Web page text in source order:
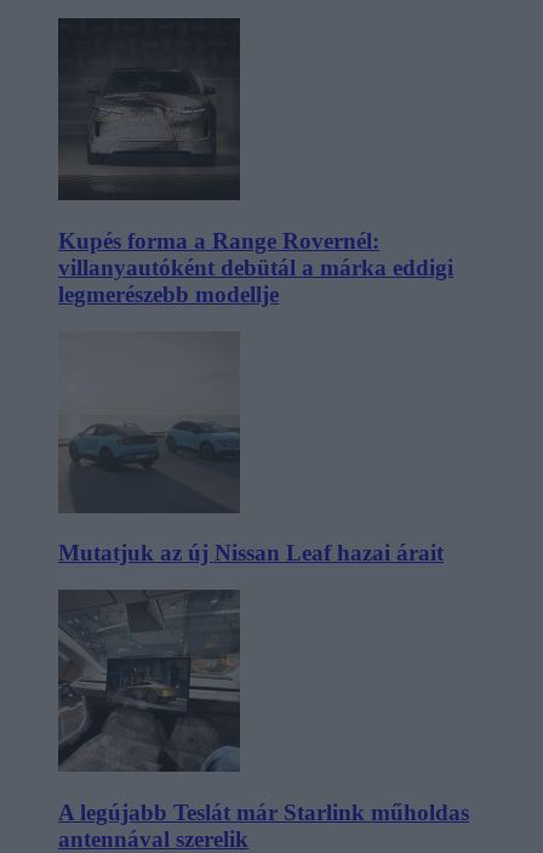
Kupés forma a Range Rovernél:
villanyautóként debütál a márka eddigi
legmerészebb modellje
Mutatjuk az új Nissan Leaf hazai árait
A legújabb Teslát már Starlink műholdas
antennával szerelik